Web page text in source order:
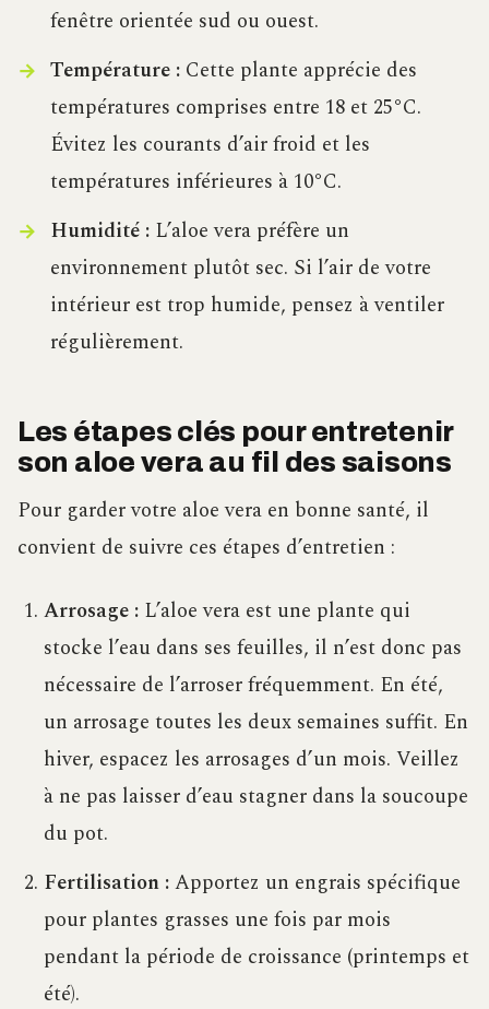
fenêtre orientée sud ou ouest.
Température :Cette plante apprécie des
températures comprises entre 18 et 25°C.
Évitez les courants d’air froid et les
températures inférieures à 10°C.
Humidité :L’aloe vera préfère un
environnement plutôt sec. Si l’air de votre
intérieur est trop humide, pensez à ventiler
régulièrement.
Les étapes clés pour entretenir
son aloe vera au fil des saisons
Pour garder votre aloe vera en bonne santé, il
convient de suivre ces étapes d’entretien :
Arrosage : L’aloe vera est une plante qui
stocke l’eau dans ses feuilles, il n’est donc pas
nécessaire de l’arroser fréquemment. En été,
un arrosage toutes les deux semaines suffit. En
hiver, espacez les arrosages d’un mois. Veillez
à ne pas laisser d’eau stagner dans la soucoupe
du pot.
Fertilisation :Apportez un engrais spécifique
pour plantes grasses une fois par mois
pendant la période de croissance (printemps et
été).